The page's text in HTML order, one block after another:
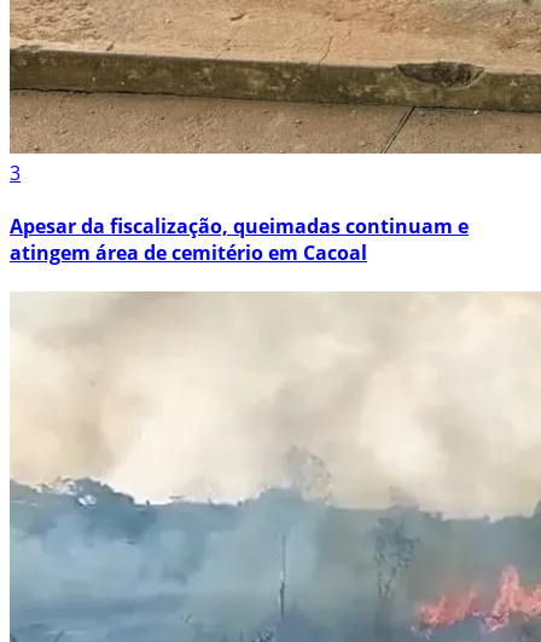
3
Apesar da fiscalização, queimadas continuam e
atingem área de cemitério em Cacoal